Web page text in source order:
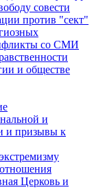
совести
против "сект"
со СМИ
и обществе
и
и призывы к
Церковь и